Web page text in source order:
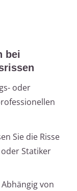
bei
oder
Sie die Risse
Statiker
Abhängig von